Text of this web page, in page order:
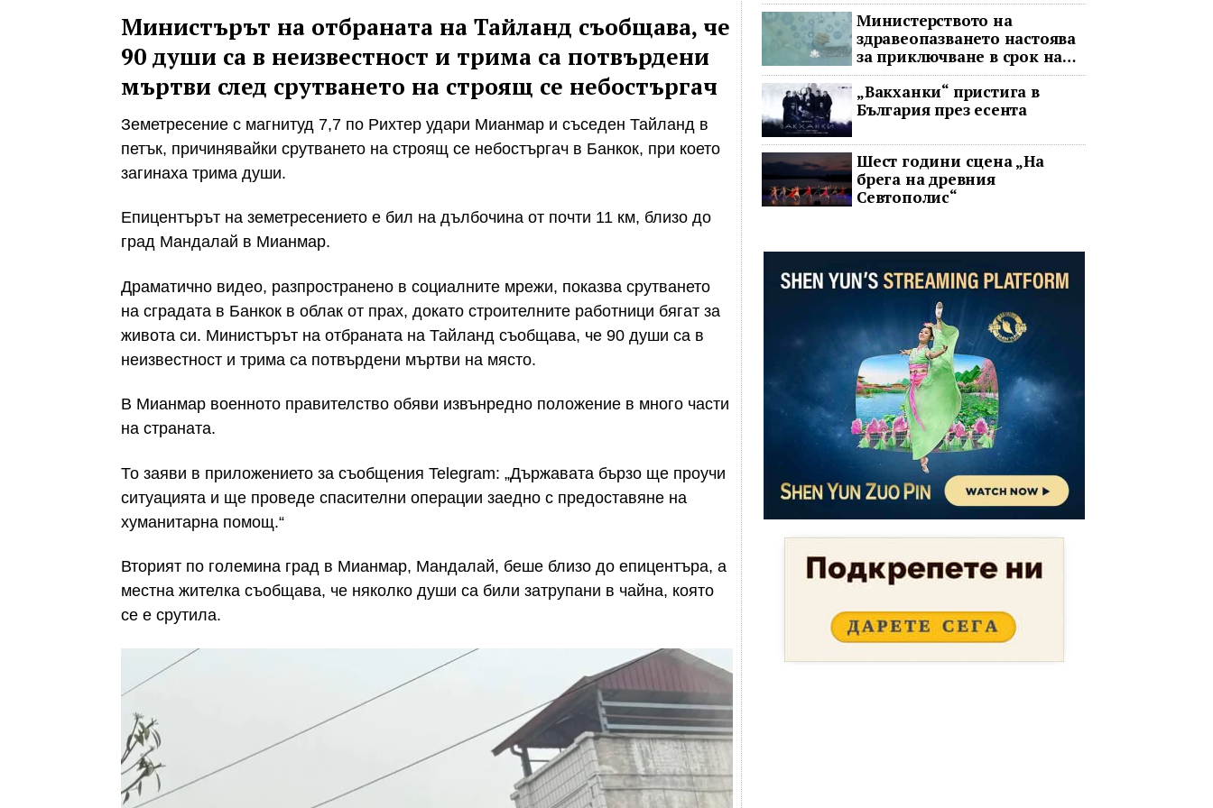
Министърът на отбраната на Тайланд съобщава, че
90 души са в неизвестност и трима са потвърдени
мъртви след срутването на строящ се небостъргач
Земетресение с магнитуд 7,7 по Рихтер удари Мианмар и съседен Тайланд в
петък, причинявайки срутването на строящ се небостъргач в Банкок, при което
загинаха трима души.
Епицентърът на земетресението е бил на дълбочина от почти 11 км, близо до
град Мандалай в Мианмар.
Драматично видео, разпространено в социалните мрежи, показва срутването
на сградата в Банкок в облак от прах, докато строителните работници бягат за
живота си. Министърът на отбраната на Тайланд съобщава, че 90 души са в
неизвестност и трима са потвърдени мъртви на място.
В Мианмар военното правителство обяви извънредно положение в много части
на страната.
То заяви в приложението за съобщения Telegram: „Държавата бързо ще проучи
ситуацията и ще проведе спасителни операции заедно с предоставяне на
хуманитарна помощ.“
Вторият по големина град в Мианмар, Мандалай, беше близо до епицентъра, а
местна жителка съобщава, че няколко души са били затрупани в чайна, която
се е срутила.
Министерството на
здравеопазването настоява
за приключване в срок на
два ключови строителни
проекта
„Вакханки“ пристига в
България през есента
Шест години сцена „На
брега на древния
Севтополис“